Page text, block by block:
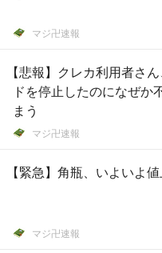
マジ卍速報
【悲報】クレカ利用者さ
ドを停止したのになぜか
まう
マジ卍速報
【緊急】角瓶、いよいよ
マジ卍速報